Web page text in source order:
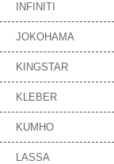
INFINITI
JOKOHAMA
KINGSTAR
KLEBER
KUMHO
LASSA